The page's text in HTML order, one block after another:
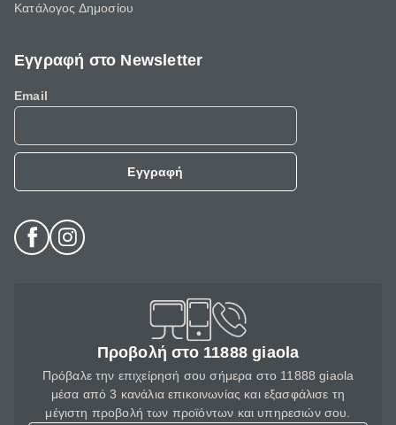
Κατάλογος Δημοσίου
Εγγραφή στο Newsletter
Email
Εγγραφή
Προβολή στο 11888 giaola
Πρόβαλε την επιχείρησή σου σήμερα στο 11888 giaola
μέσα από 3 κανάλια επικοινωνίας και εξασφάλισε τη
μέγιστη προβολή των προϊόντων και υπηρεσιών σου.